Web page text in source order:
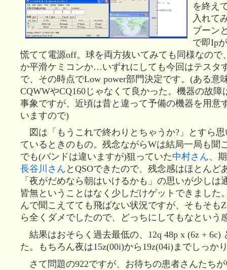
を終え
入れて
ブーン
で即Ip
慌てて電源off。球を両方抜いてみても同様なので
か平滑ケミコンか…いずれにしても今回はテスタ
で、その時点でLow power部門決定です。(ある意
CQWWやCQ160じゃなくて良かった。機器の故障
事象ですが、近頃は昔と違って予備の機器を用意
いますので)
図は「もうこれで終わりとちゃうか?」とすら思
ているときのもの。残念ながらWは結局一局も聞
でも(バンドは違いますが)狙っていた中村さん、
長谷川さん とQSOできたので、残念感はほとんど
「夜がだめなら朝はいけるかも」の思いが少しは
皆無ということはなく少しだけゲットできました
んで聞こえてても飛ばない状況ですが、そもそも
ら全くダメでしたので、どっちにしてもなという
結果はおそらく過去最低の、12q 48p x (6z + 6c)
た。もちろん夜は15z(00i)から19z(04i)までしっか
さて問題の922ですが、お待ちの患者さんたち